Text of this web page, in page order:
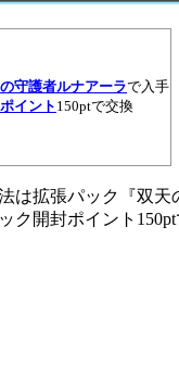
守護者ルナアーラで入手
イント 150ptで交換
は拡張パック『双天
ク開封ポイント